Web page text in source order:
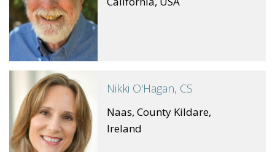
Nikki O'Hagan, CS
Naas, County Kildare,
Ireland